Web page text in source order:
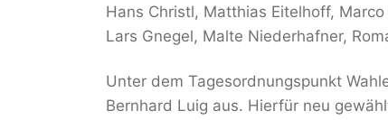
Hans Christl, Matthias Eitelhoff,
Lars Gnegel, Malte Niederhafner,
Unter dem Tagesordnungspunkt
Bernhard Luig aus. Hierfür neu